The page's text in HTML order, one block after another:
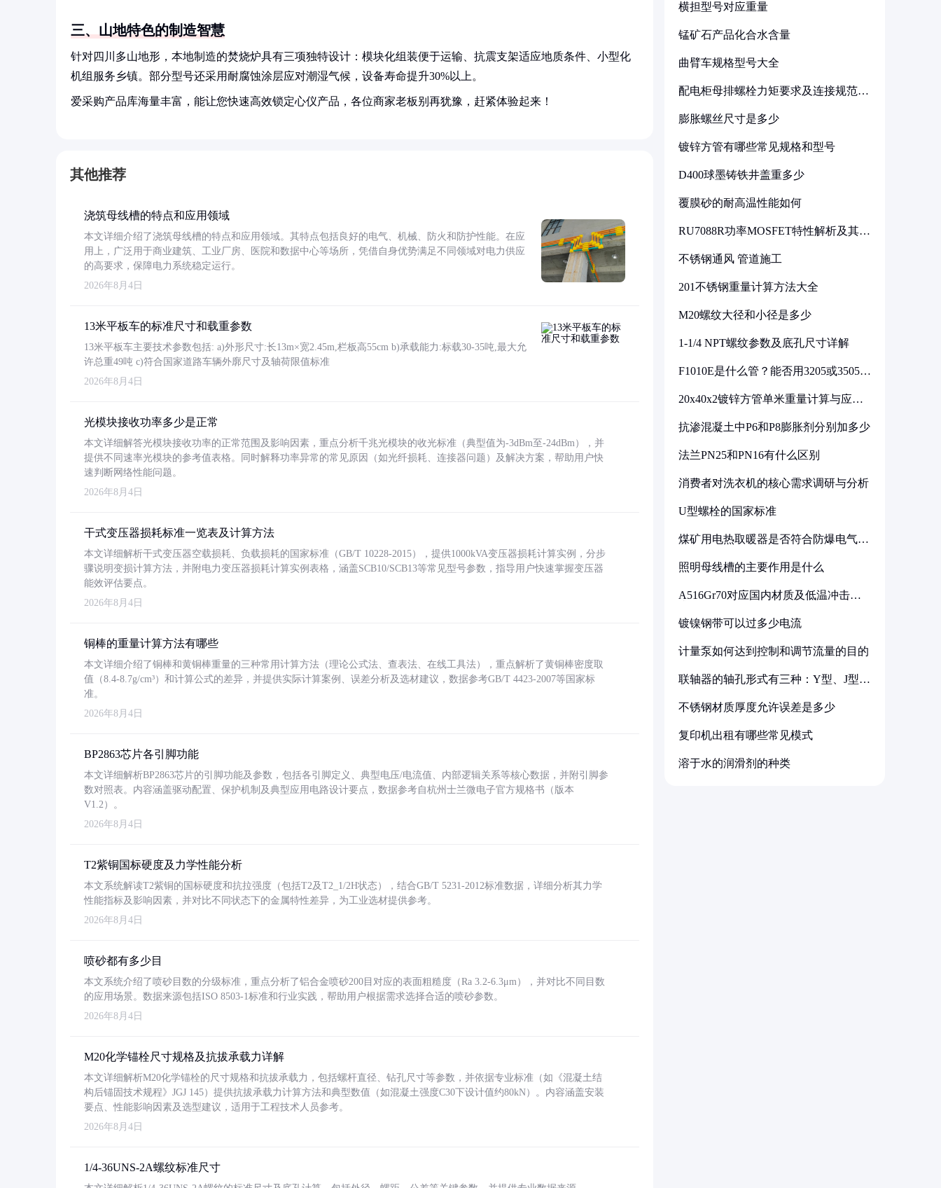
三、山地特色的制造智慧
针对四川多山地形，本地制造的焚烧炉具有三项独特设计：模块化组装便于运输、抗震支架适应地质条件、小型化
机组服务乡镇。部分型号还采用耐腐蚀涂层应对潮湿气候，设备寿命提升30%以上。
爱采购产品库海量丰富，能让您快速高效锁定心仪产品，各位商家老板别再犹豫，赶紧体验起来！
其他推荐
浇筑母线槽的特点和应用领域
本文详细介绍了浇筑母线槽的特点和应用领域。其特点包括良好的电气、机械、防火和防护性能。在应
用上，广泛用于商业建筑、工业厂房、医院和数据中心等场所，凭借自身优势满足不同领域对电力供应
的高要求，保障电力系统稳定运行。
2026年8月4日
13米平板车的标准尺寸和载重参数
13米平板车主要技术参数包括: a)外形尺寸:长13m×宽2.45m,栏板高55cm b)承载能力:标载30-35吨,最大允
许总重49吨 c)符合国家道路车辆外廓尺寸及轴荷限值标准
2026年8月4日
光模块接收功率多少是正常
本文详细解答光模块接收功率的正常范围及影响因素，重点分析千兆光模块的收光标准（典型值为-3dBm至-24dBm），并
提供不同速率光模块的参考值表格。同时解释功率异常的常见原因（如光纤损耗、连接器问题）及解决方案，帮助用户快
速判断网络性能问题。
2026年8月4日
干式变压器损耗标准一览表及计算方法
本文详细解析干式变压器空载损耗、负载损耗的国家标准（GB/T 10228-2015），提供1000kVA变压器损耗计算实例，分步
骤说明变损计算方法，并附电力变压器损耗计算实例表格，涵盖SCB10/SCB13等常见型号参数，指导用户快速掌握变压器
能效评估要点。
2026年8月4日
铜棒的重量计算方法有哪些
本文详细介绍了铜棒和黄铜棒重量的三种常用计算方法（理论公式法、查表法、在线工具法），重点解析了黄铜棒密度取
值（8.4-8.7g/cm³）和计算公式的差异，并提供实际计算案例、误差分析及选材建议，数据参考GB/T 4423-2007等国家标
准。
2026年8月4日
BP2863芯片各引脚功能
本文详细解析BP2863芯片的引脚功能及参数，包括各引脚定义、典型电压/电流值、内部逻辑关系等核心数据，并附引脚参
数对照表。内容涵盖驱动配置、保护机制及典型应用电路设计要点，数据参考自杭州士兰微电子官方规格书（版本
V1.2）。
2026年8月4日
T2紫铜国标硬度及力学性能分析
本文系统解读T2紫铜的国标硬度和抗拉强度（包括T2及T2_1/2H状态），结合GB/T 5231-2012标准数据，详细分析其力学
性能指标及影响因素，并对比不同状态下的金属特性差异，为工业选材提供参考。
2026年8月4日
喷砂都有多少目
本文系统介绍了喷砂目数的分级标准，重点分析了铝合金喷砂200目对应的表面粗糙度（Ra 3.2-6.3μm），并对比不同目数
的应用场景。数据来源包括ISO 8503-1标准和行业实践，帮助用户根据需求选择合适的喷砂参数。
2026年8月4日
M20化学锚栓尺寸规格及抗拔承载力详解
本文详细解析M20化学锚栓的尺寸规格和抗拔承载力，包括螺杆直径、钻孔尺寸等参数，并依据专业标准（如《混凝土结
构后锚固技术规程》JGJ 145）提供抗拔承载力计算方法和典型数值（如混凝土强度C30下设计值约80kN）。内容涵盖安装
要点、性能影响因素及选型建议，适用于工程技术人员参考。
2026年8月4日
1/4-36UNS-2A螺纹标准尺寸
横担型号对应重量
锰矿石产品化合水含量
曲臂车规格型号大全
配电柜母排螺栓力矩要求及连接规范详
膨胀螺丝尺寸是多少
镀锌方管有哪些常见规格和型号
D400球墨铸铁井盖重多少
覆膜砂的耐高温性能如何
RU7088R功率MOSFET特性解析及其在
不锈钢通风 管道施工
201不锈钢重量计算方法大全
M20螺纹大径和小径是多少
1-1/4 NPT螺纹参数及底孔尺寸详解
F1010E是什么管？能否用3205或3505代
20x40x2镀锌方管单米重量计算与应用
抗渗混凝土中P6和P8膨胀剂分别加多少
法兰PN25和PN16有什么区别
消费者对洗衣机的核心需求调研与分析
U型螺栓的国家标准
煤矿用电热取暖器是否符合防爆电气设
照明母线槽的主要作用是什么
A516Gr70对应国内材质及低温冲击要
镀镍钢带可以过多少电流
计量泵如何达到控制和调节流量的目的
联轴器的轴孔形式有三种：Y型、J型、
不锈钢材质厚度允许误差是多少
复印机出租有哪些常见模式
溶于水的润滑剂的种类